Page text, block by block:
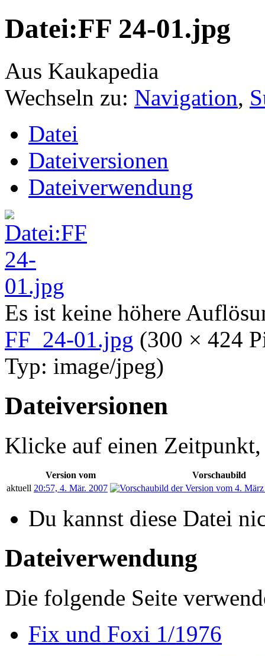
Datei:FF 24-01.jpg
Aus Kaukapedia
Wechseln zu: Navigation,
Datei
Dateiversionen
Dateiverwendung
Es ist keine höhere
FF_24-01.jpg (300 × 424
Typ: image/jpeg)
Dateiversionen
Klicke auf einen Zeitpunkt,
Version vom
Vorschaubild
aktuell 20:57, 4. Mär. 2007
Du kannst diese Datei
Dateiverwendung
Die folgende Seite
Fix und Foxi 1/1976